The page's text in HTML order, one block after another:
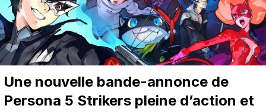
Une nouvelle bande-annonce de
Persona 5 Strikers pleine d’action et